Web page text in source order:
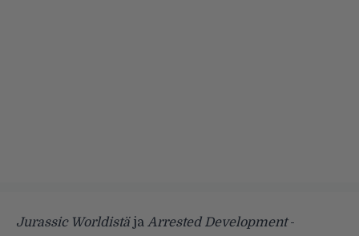
Jurassic Worldistäja Arrested Development-